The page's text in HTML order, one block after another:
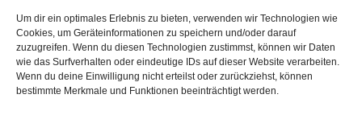
Um dir ein optimales Erlebnis zu bieten, verwenden wir Technologien wie
Cookies, um Geräteinformationen zu speichern und/oder darauf
zuzugreifen. Wenn du diesen Technologien zustimmst, können wir Daten
wie das Surfverhalten oder eindeutige IDs auf dieser Website verarbeiten.
Wenn du deine Einwilligung nicht erteilst oder zurückziehst, können
bestimmte Merkmale und Funktionen beeinträchtigt werden.
Festivali yapıldı
Yabancılar Haftası
donduruldu